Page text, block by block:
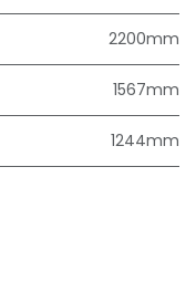
2200mm
1567mm
1244mm